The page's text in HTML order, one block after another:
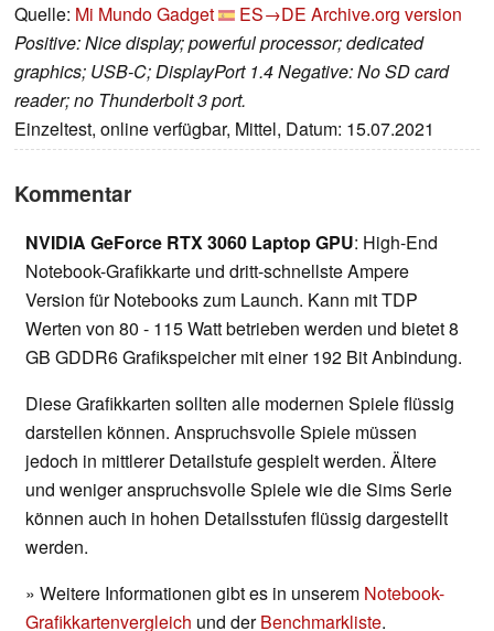
Quelle: Mi Mundo Gadget ES→DE Archive.org version
Positive: Nice display; powerful processor; dedicated
graphics; USB-C; DisplayPort 1.4 Negative: No SD card
reader; no Thunderbolt 3 port.
Einzeltest, online verfügbar, Mittel, Datum: 15.07.2021
Kommentar
NVIDIA GeForce RTX 3060 Laptop GPU: High-End
Notebook-Grafikkarte und dritt-schnellste Ampere
Version für Notebooks zum Launch. Kann mit TDP
Werten von 80 - 115 Watt betrieben werden und bietet 8
GB GDDR6 Grafikspeicher mit einer 192 Bit Anbindung.
Diese Grafikkarten sollten alle modernen Spiele flüssig
darstellen können. Anspruchsvolle Spiele müssen
jedoch in mittlerer Detailstufe gespielt werden. Ältere
und weniger anspruchsvolle Spiele wie die Sims Serie
können auch in hohen Detailsstufen flüssig dargestellt
werden.
» Weitere Informationen gibt es in unserem Notebook-
Grafikkartenvergleich und derBenchmarkliste.